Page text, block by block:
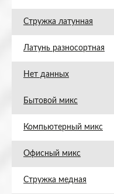
Стружка латунная
Латунь разносортная
Нет данных
Бытовой микс
Компьютерный микс
Офисный микс
Стружка медная